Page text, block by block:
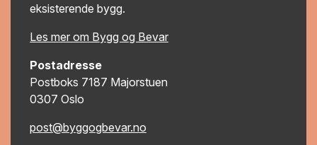
eksisterende bygg.
Les mer om Bygg og Bevar
Postadresse
Postboks 7187 Majorstuen
0307 Oslo
post@byggogbevar.no